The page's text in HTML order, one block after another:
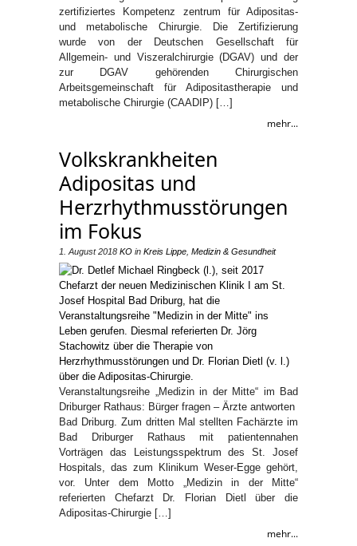
zertifiziertes Kompetenz zentrum für Adipositas-
und metabolische Chirurgie. Die Zertifizierung
wurde von der Deutschen Gesellschaft für
Allgemein- und Viszeralchirurgie (DGAV) und der
zur DGAV gehörenden Chirurgischen
Arbeitsgemeinschaft für Adipositastherapie und
metabolische Chirurgie (CAADIP) […]
mehr...
Volkskrankheiten
Adipositas und
Herzrhythmusstörungen
im Fokus
1. August 2018 KO in Kreis Lippe Medizin & Gesundheit
Veranstaltungsreihe „Medizin in der Mitte“ im Bad
Driburger Rathaus: Bürger fragen – Ärzte antworten
Bad Driburg. Zum dritten Mal stellten Fachärzte im
Bad Driburger Rathaus mit patientennahen
Vorträgen das Leistungsspektrum des St. Josef
Hospitals, das zum Klinikum Weser-Egge gehört,
vor. Unter dem Motto „Medizin in der Mitte“
referierten Chefarzt Dr. Florian Dietl über die
Adipositas-Chirurgie […]
mehr...